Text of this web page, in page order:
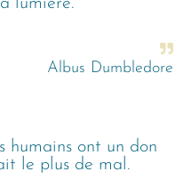
lumière.
Albus Dumbledore
humains ont un don
le plus de mal.